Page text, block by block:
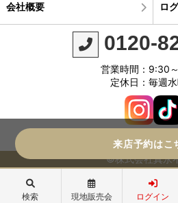
会社概要 ロ
0120-
営業時間：9:30
定休日：毎週
©株式会社真永
来店予約はこ
検索 現地販売会 ログイン